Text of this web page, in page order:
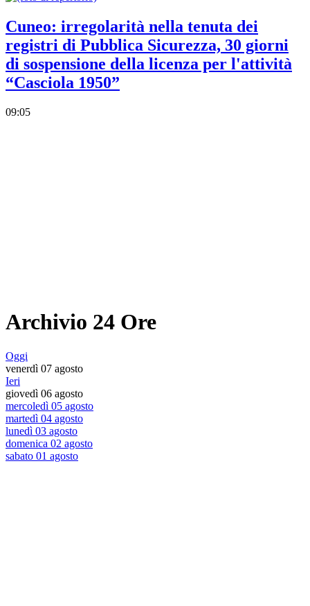
Cuneo: irregolarità nella tenuta dei
registri di Pubblica Sicurezza, 30 giorni
di sospensione della licenza per l'attività
“Casciola 1950”
09:05
Archivio 24 Ore
Oggi
venerdì 07 agosto
Ieri
giovedì 06 agosto
mercoledì 05 agosto
martedì 04 agosto
lunedì 03 agosto
domenica 02 agosto
sabato 01 agosto